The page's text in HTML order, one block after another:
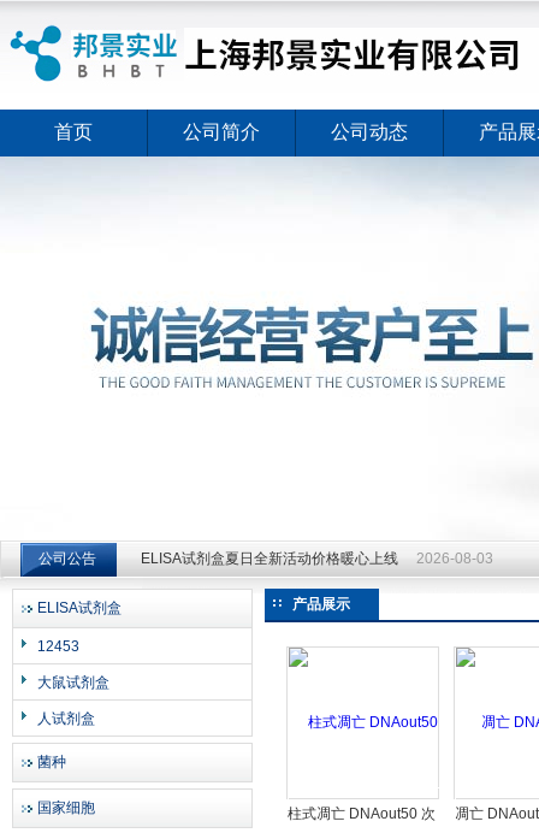
上海邦景实业有限公司
首页 公司简介 公司动态 产品
公司公告 ELISA试剂盒夏日全新活动价格暖心上线 2026-08-03
ELISA试剂盒夏日全新活动价格暖心上线
ELISA试剂盒
12453
大鼠试剂盒
人试剂盒
菌种
国家细胞
产品展示
柱式凋亡 DNAout50 次
凋亡